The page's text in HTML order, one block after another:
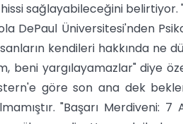
sağlayabileceğini
DePaul Üniversitesi'nden
kendileri hakkında ne
beni yargılayamazlar" diye
göre son ana dek
"Başarı Merdiveni: 7